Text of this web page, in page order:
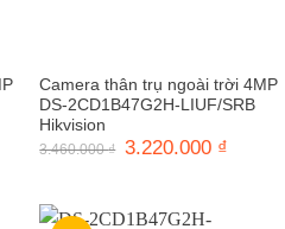
₫.
Camera thân trụ ngoài trời 4MP
DS-2CD1B47G2H-LIUF/SRB
Hikvision
3.460.000₫
Giá
3.220.000 ₫